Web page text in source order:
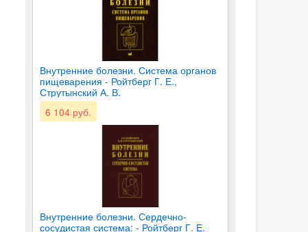
Внутренние болезни. Система органов
пищеварения - Ройтберг Г. Е.,
Струтынский А. В.
6 104 руб.
Внутренние болезни. Сердечно-
сосудистая система: - Ройтберг Г. Е.